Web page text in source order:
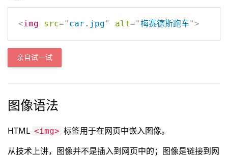
<img src=" car.jpg" alt="梅赛德斯跑车">
亲自试一试
图像语法
HTML <img> 标签用于在网页中嵌入图像。
从技术上讲，图像并不是插入到网页中的；图像是链接到网